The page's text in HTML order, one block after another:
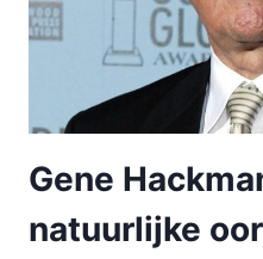
Gene
natuurlijke